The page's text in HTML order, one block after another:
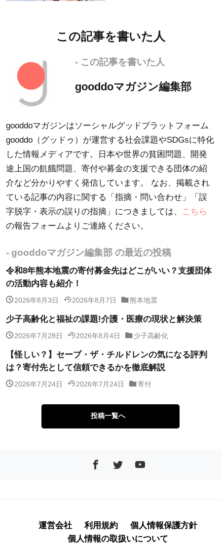
この記事を書いた人
- この記事を書いた人
gooddoマガジン編集部
gooddoマガジンはソーシャルグッドプラットフォーム
gooddo（グッドゥ）が運営する社会課題やSDGsに特化
した情報メディアです。日本や世界の貧困問題、開発
途上国の飢餓問題、寄付や募金の支援できる団体の紹
介など分かりやすく発信しています。 なお、掲載され
ている記事の内容に関する「指摘・問い合わせ」「誤
字脱字・表示の誤りの指摘」につきましては、
こちら
の報告フォームよりご連絡ください。
- gooddoマガジン編集部 の最近の投稿
令和8年熊本地震の寄付募金先はどこがいい？支援団体
の活動内容も紹介！
2026年8月3日 2026年8月7日 熊本地震
少子高齢化と福祉の課題!介護・医療の現状と解決策
2026年7月28日 2026年8月4日 少子高齢化
【怪しい？】セーブ・ザ・チルドレンの気になる評判
は？寄付先として信頼できるかを徹底解説
2026年7月24日 2026年7月24日 寄付
投稿一覧へ
運営会社 利用規約
個人情報保護方針
個人情報の取扱いについて